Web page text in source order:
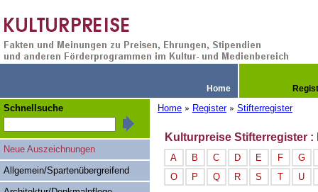
Home
Home » Register » Stifterregister
Kulturpreise Stifterregister
A B C D E F
G
O
P Q R S T U
Schnellsuche
Neue Auszeichnungen
Allgemein/Spartenübergreifend